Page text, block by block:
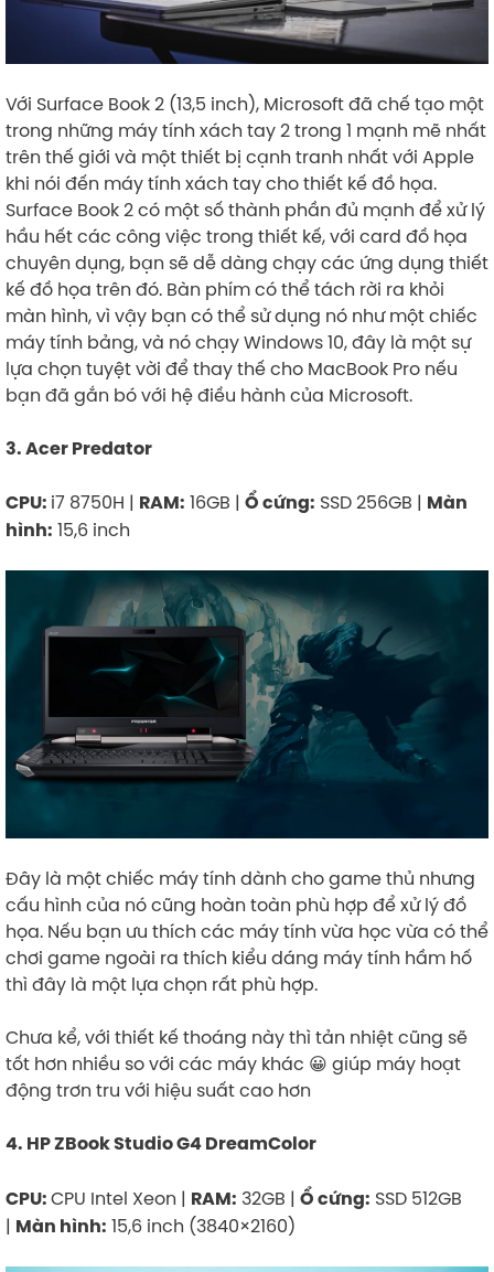
Với Surface Book 2 (13,5 inch), Microsoft đã chế tạo một
trong những máy tính xách tay 2 trong 1 mạnh mẽ nhất
trên thế giới và một thiết bị cạnh tranh nhất với Apple
khi nói đến máy tính xách tay cho thiết kế đồ họa.
Surface Book 2 có một số thành phần đủ mạnh để xử lý
hầu hết các công việc trong thiết kế, với card đồ họa
chuyên dụng, bạn sẽ dễ dàng chạy các ứng dụng thiết
kế đồ họa trên đó. Bàn phím có thể tách rời ra khỏi
màn hình, vì vậy bạn có thể sử dụng nó như một chiếc
máy tính bảng, và nó chạy Windows 10, đây là một sự
lựa chọn tuyệt vời để thay thế cho MacBook Pro nếu
bạn đã gắn bó với hệ điều hành của Microsoft.
3. Acer Predator
CPU: i7 8750H | RAM: 16GB | Ổ cứng: SSD 256GB | Màn
hình: 15,6 inch
Đây là một chiếc máy tính dành cho game thủ nhưng
cấu hình của nó cũng hoàn toàn phù hợp để xử lý đồ
họa. Nếu bạn ưu thích các máy tính vừa học vừa có thể
chơi game ngoài ra thích kiểu dáng máy tính hầm hố
thì đây là một lựa chọn rất phù hợp.
Chưa kể, với thiết kế thoáng này thì tản nhiệt cũng sẽ
tốt hơn nhiều so với các máy khác 😀 giúp máy hoạt
động trơn tru với hiệu suất cao hơn
4. HP ZBook Studio G4 DreamColor
CPU:CPU Intel Xeon | RAM: 32GB | Ổ cứng: SSD 512GB
| Màn hình: 15,6 inch (3840×2160)